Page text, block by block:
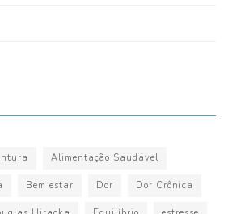
Alimentação Saudável
Bem estar Dor Dor Crônica